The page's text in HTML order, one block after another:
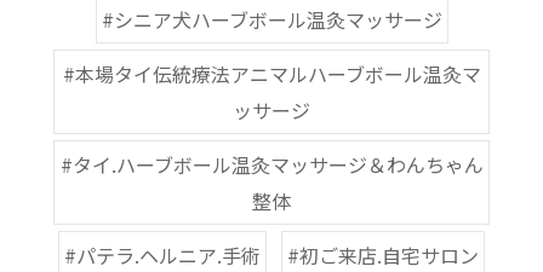
#シニア犬ハーブボール温灸マッサージ
#本場タイ伝統療法アニマルハーブボール温灸マ
ッサージ
#タイ.ハーブボール温灸マッサージ＆わんちゃん
整体
#パテラ.ヘルニア.手術
#初ご来店.自宅サロン